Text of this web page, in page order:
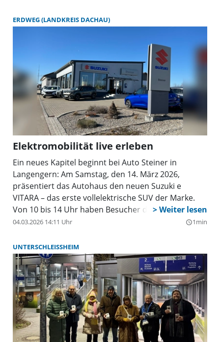
ERDWEG (LANDKREIS DACHAU)
Elektromobilität live erleben
Ein neues Kapitel beginnt bei Auto Steiner in
Langengern: Am Samstag, den 14. März 2026,
präsentiert das Autohaus den neuen Suzuki e
VITARA – das erste vollelektrische SUV der Marke.
Von 10 bis 14 Uhr haben Besucher die Gelegenheit,
das neue Modell aus nächster Nähe
Fahrzeugpremiere sind auch Probefahrten möglich.
04.03.2026 14:11 Uhr query_builder1min
UNTERSCHLEISSHEIM